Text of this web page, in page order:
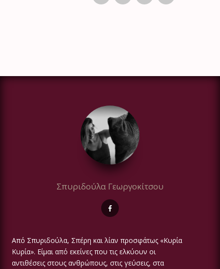
Σπυριδούλα Γεωργοκίτσου
Από Σπυριδούλα, Σπέρη και λίαν προσφάτως «Κυρία
Κυρία». Είμαι από εκείνες που τις ελκύουν οι
αντιθέσεις στους ανθρώπους, στις γεύσεις, στα